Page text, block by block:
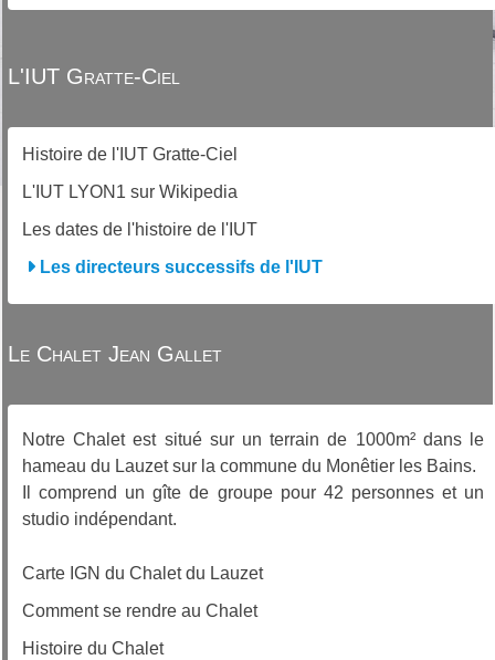
L'IUT Gratte-Ciel
Histoire de l'IUT Gratte-Ciel
L'IUT LYON1 sur Wikipedia
Les dates de l'histoire de l'IUT
Les directeurs successifs de l'IUT
Le Chalet Jean Gallet
Notre Chalet est situé sur un terrain de 1000m² dans le
hameau du Lauzet sur la commune du Monêtier les Bains.
Il comprend un gîte de groupe pour 42 personnes et un
studio indépendant.
Carte IGN du Chalet du Lauzet
Comment se rendre au Chalet
Histoire du Chalet